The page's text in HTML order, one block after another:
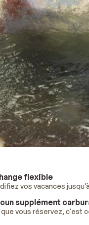
flexible
vos vacances
supplément
vous réservez, c'est